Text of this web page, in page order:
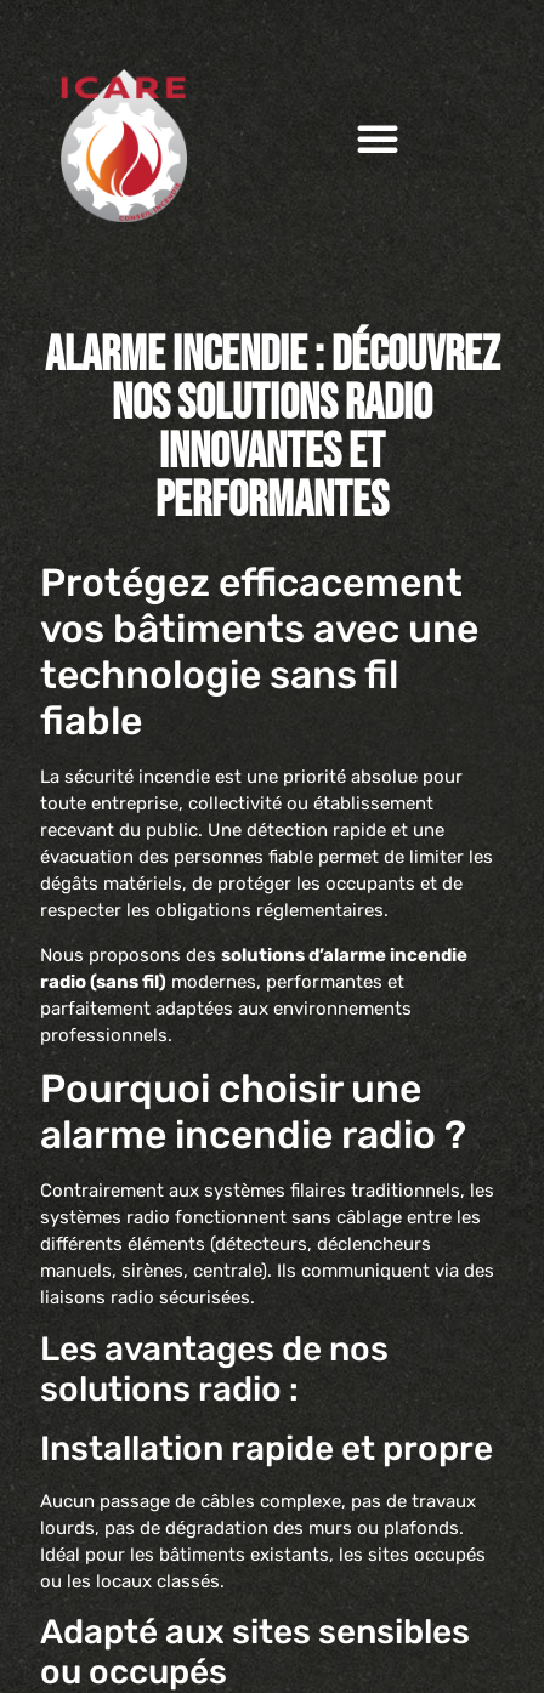
Alarme incendie : découvrez
nos solutions radio
innovantes et
performantes
Protégez efficacement
vos bâtiments avec une
technologie sans fil
fiable
La sécurité incendie est une priorité absolue pour
toute entreprise, collectivité ou établissement
recevant du public. Une détection rapide et une
évacuation des personnes fiable permet de limiter les
dégâts matériels, de protéger les occupants et de
respecter les obligations réglementaires.
Nous proposons dessolutions d’alarme incendie
radio (sans fil) modernes, performantes et
parfaitement adaptées aux environnements
professionnels.
Pourquoi choisir une
alarme incendie radio ?
Contrairement aux systèmes filaires traditionnels, les
systèmes radio fonctionnent sans câblage entre les
différents éléments (détecteurs, déclencheurs
manuels, sirènes, centrale). Ils communiquent via des
liaisons radio sécurisées.
Les avantages de nos
solutions radio :
Installation rapide et propre
Aucun passage de câbles complexe, pas de travaux
lourds, pas de dégradation des murs ou plafonds.
Idéal pour les bâtiments existants, les sites occupés
ou les locaux classés.
Adapté aux sites sensibles
ou occupés